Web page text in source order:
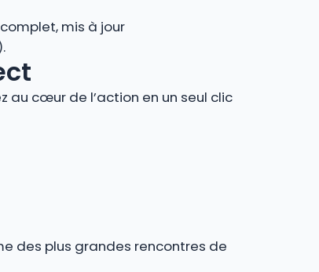
mis à jour
cœur de l’action en un seul clic
des plus grandes rencontres de